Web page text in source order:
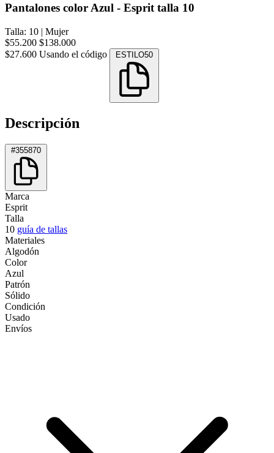
Pantalones color Azul - Esprit talla 10
Talla: 10 | Mujer
$55.200 $138.000
$27.600 Usando el código ESTILO50
Descripción
#355870
Marca
Esprit
Talla
10 guía de tallas
Materiales
Algodón
Color
Azul
Patrón
Sólido
Condición
Usado
Envíos